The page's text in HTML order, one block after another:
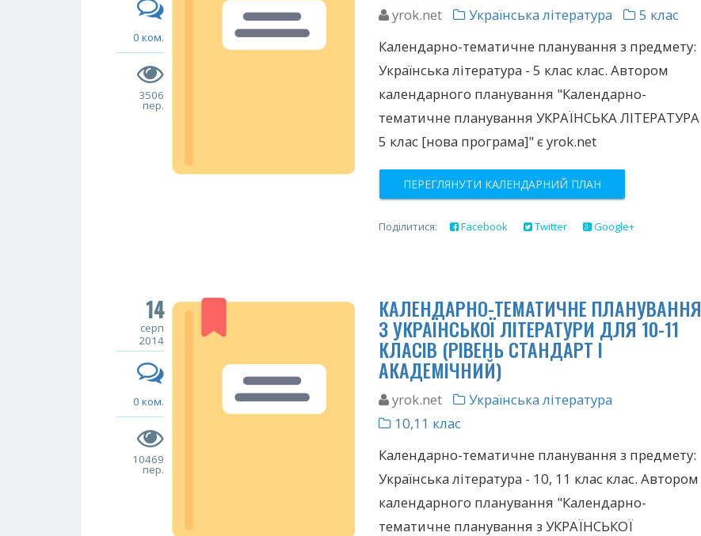
0 ком.
3506
пер.
yrok.net Українська література
5 клас
Календарно-тематичне планування з предмету:
Українська література - 5 клас клас. Автором
календарного планування "Календарно-
тематичне планування УКРАЇНСЬКА ЛІТЕРАТУРА
5 клас [нова програма]" є yrok.net
ПЕРЕГЛЯНУТИ КАЛЕНДАРНИЙ ПЛАН
Поділитися: Facebook Twitter Google+
14
серп
2014
0 ком.
10469
пер.
КАЛЕНДАРНО-ТЕМАТИЧНЕ ПЛАНУВАННЯ
З УКРАЇНСЬКОЇ ЛІТЕРАТУРИ ДЛЯ 10-11
КЛАСІВ (РІВЕНЬ СТАНДАРТ І
АКАДЕМІЧНИЙ)
yrok.net
Українська література
10,11 клас
Календарно-тематичне планування з предмету:
Українська література - 10, 11 клас клас. Автором
календарного планування "Календарно-
тематичне планування з УКРАЇНСЬКОЇ